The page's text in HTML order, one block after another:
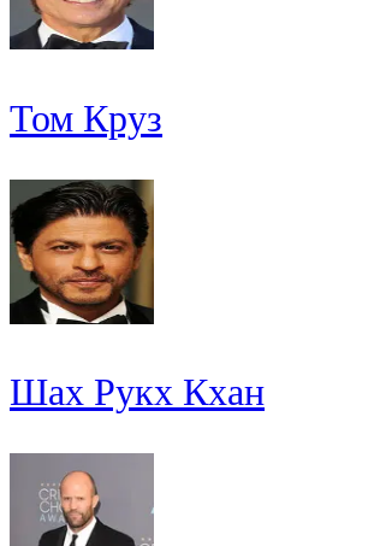
Том Круз
Шах Рукх Кхан